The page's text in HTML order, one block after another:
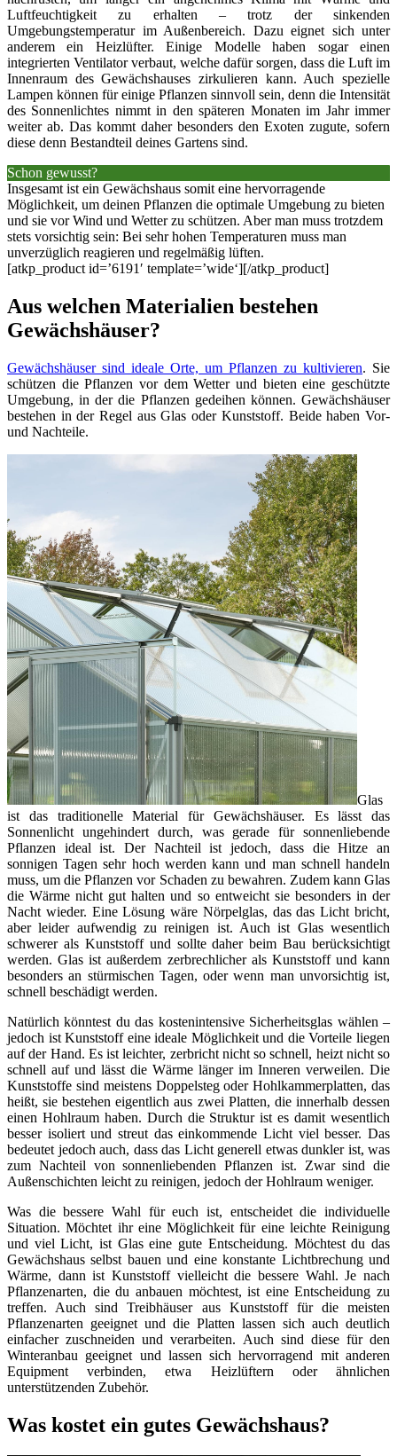
Luftfeuchtigkeit zu erhalten – trotz der sinkenden
Umgebungstemperatur im Außenbereich. Dazu eignet sich unter
anderem ein Heizlüfter. Einige Modelle haben sogar einen
integrierten Ventilator verbaut, welche dafür sorgen, dass die Luft im
Innenraum des Gewächshauses zirkulieren kann. Auch spezielle
Lampen können für einige Pflanzen sinnvoll sein, denn die Intensität
des Sonnenlichtes nimmt in den späteren Monaten im Jahr immer
weiter ab. Das kommt daher besonders den Exoten zugute, sofern
diese denn Bestandteil deines Gartens sind.
Schon gewusst?
Insgesamt ist ein Gewächshaus somit eine hervorragende
Möglichkeit, um deinen Pflanzen die optimale Umgebung zu bieten
und sie vor Wind und Wetter zu schützen. Aber man muss trotzdem
stets vorsichtig sein: Bei sehr hohen Temperaturen muss man
unverzüglich reagieren und regelmäßig lüften.
[atkp_product id=’6191′ template=’wide‘][/atkp_product]
Aus welchen Materialien bestehen
Gewächshäuser?
Gewächshäuser sind ideale Orte, um Pflanzen zu kultivieren. Sie
schützen die Pflanzen vor dem Wetter und bieten eine geschützte
Umgebung, in der die Pflanzen gedeihen können. Gewächshäuser
bestehen in der Regel aus Glas oder Kunststoff. Beide haben Vor-
und Nachteile.
Glas
ist das traditionelle Material für Gewächshäuser. Es lässt das
Sonnenlicht ungehindert durch, was gerade für sonnenliebende
Pflanzen ideal ist. Der Nachteil ist jedoch, dass die Hitze an
sonnigen Tagen sehr hoch werden kann und man schnell handeln
muss, um die Pflanzen vor Schaden zu bewahren. Zudem kann Glas
die Wärme nicht gut halten und so entweicht sie besonders in der
Nacht wieder. Eine Lösung wäre Nörpelglas, das das Licht bricht,
aber leider aufwendig zu reinigen ist. Auch ist Glas wesentlich
schwerer als Kunststoff und sollte daher beim Bau berücksichtigt
werden. Glas ist außerdem zerbrechlicher als Kunststoff und kann
besonders an stürmischen Tagen, oder wenn man unvorsichtig ist,
schnell beschädigt werden.
Natürlich könntest du das kostenintensive Sicherheitsglas wählen –
jedoch ist Kunststoff eine ideale Möglichkeit und die Vorteile liegen
auf der Hand. Es ist leichter, zerbricht nicht so schnell, heizt nicht so
schnell auf und lässt die Wärme länger im Inneren verweilen. Die
Kunststoffe sind meistens Doppelsteg oder Hohlkammerplatten, das
heißt, sie bestehen eigentlich aus zwei Platten, die innerhalb dessen
einen Hohlraum haben. Durch die Struktur ist es damit wesentlich
besser isoliert und streut das einkommende Licht viel besser. Das
bedeutet jedoch auch, dass das Licht generell etwas dunkler ist, was
zum Nachteil von sonnenliebenden Pflanzen ist. Zwar sind die
Außenschichten leicht zu reinigen, jedoch der Hohlraum weniger.
Was die bessere Wahl für euch ist, entscheidet die individuelle
Situation. Möchtet ihr eine Möglichkeit für eine leichte Reinigung
und viel Licht, ist Glas eine gute Entscheidung. Möchtest du das
Gewächshaus selbst bauen und eine konstante Lichtbrechung und
Wärme, dann ist Kunststoff vielleicht die bessere Wahl. Je nach
Pflanzenarten, die du anbauen möchtest, ist eine Entscheidung zu
treffen. Auch sind Treibhäuser aus Kunststoff für die meisten
Pflanzenarten geeignet und die Platten lassen sich auch deutlich
einfacher zuschneiden und verarbeiten. Auch sind diese für den
Winteranbau geeignet und lassen sich hervorragend mit anderen
Equipment verbinden, etwa Heizlüftern oder ähnlichen
unterstützenden Zubehör.
Was kostet ein gutes Gewächshaus?